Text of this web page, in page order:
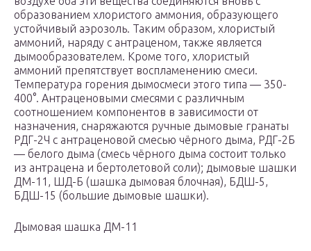
образованием хлористого аммония, образующего
устойчивый аэрозоль. Таким образом, хлористый
аммоний, наряду с антраценом, также является
дымообразователем. Кроме того, хлористый
аммоний препятствует воспламенению смеси.
Температура горения дымосмеси этого типа — 350-
400°. Антраценовыми смесями с различным
соотношением компонентов в зависимости от
назначения, снаряжаются ручные дымовые гранаты
РДГ-2Ч с антраценовой смесью чёрного дыма, РДГ-2Б
— белого дыма (смесь чёрного дыма состоит только
из антрацена и бертолетовой соли); дымовые шашки
ДМ-11, ШД-Б (шашка дымовая блочная), БДШ-5,
БДШ-15 (большие дымовые шашки).
Дымовая шашка ДМ-11